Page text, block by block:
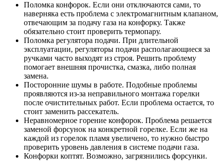
Поломка конфорок. Если они отключаются сами, то
наверняка есть проблема с электромагнитным клапаном,
отвечающим за подачу газа на конфорку. Также
обязательно стоит проверить термопару.
Поломка регулятора подачи. При длительной
эксплуатации, регуляторы подачи располагающиеся за
ручками часто выходят из строя. Решить проблему
помогает внешняя прочистка, смазка, либо полная
замена.
Посторонние шумы в работе. Подобные проблемы
проявляются из-за неправильного монтажа горелки
после очистительных работ. Если проблема остается, то
стоит заменить рассекатель.
Неравномерное горение конфорок. Проблема решается
заменой форсунок на конкретной горелке. Если же на
каждой из горелок пламя увеличено, то нужно быстро
проверить уровень давления в системе подачи газа.
Конфорки коптят. Возможно, загрязнились форсунки.